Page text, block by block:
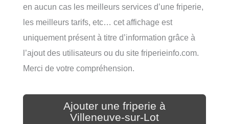
en aucun cas les meilleurs services d’une friperie,
les meilleurs tarifs, etc… cet affichage est
uniquement présent à titre d’information grâce à
l’ajout des utilisateurs ou du site friperieinfo.com.
Merci de votre compréhension.
Ajouter une friperie à
Villeneuve-sur-Lot